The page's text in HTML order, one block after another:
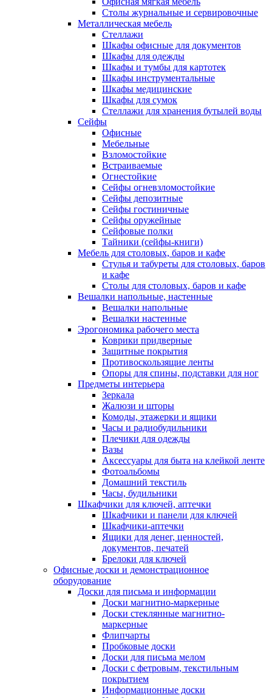
Столы журнальные и сервировочные
Металлическая мебель
Стеллажи
Шкафы офисные для документов
Шкафы для одежды
Шкафы и тумбы для картотек
Шкафы инструментальные
Шкафы медицинские
Шкафы для сумок
Стеллажи для хранения бутылей воды
Сейфы
Офисные
Мебельные
Взломостойкие
Встраиваемые
Огнестойкие
Сейфы огневзломостойкие
Сейфы депозитные
Сейфы гостиничные
Сейфы оружейные
Сейфовые полки
Тайники (сейфы-книги)
Мебель для столовых, баров и кафе
Стулья и табуреты для столовых, баров
и кафе
Столы для столовых, баров и кафе
Вешалки напольные, настенные
Вешалки напольные
Вешалки настенные
Эрогономика рабочего места
Коврики придверные
Защитные покрытия
Противоскользящие ленты
Опоры для спины, подставки для ног
Предметы интерьера
Зеркала
Жалюзи и шторы
Комоды, этажерки и ящики
Часы и радиобудильники
Плечики для одежды
Вазы
Аксессуары для быта на клейкой ленте
Фотоальбомы
Домашний текстиль
Часы, будильники
Шкафчики для ключей, аптечки
Шкафчики и панели для ключей
Шкафчики-аптечки
Ящики для денег, ценностей,
документов, печатей
Брелоки для ключей
Офисные доски и демонстрационное
оборудование
Доски для письма и информации
Доски магнитно-маркерные
Доски стеклянные магнитно-
маркерные
Флипчарты
Пробковые доски
Доски для письма мелом
Доски с фетровым, текстильным
покрытием
Информационные доски